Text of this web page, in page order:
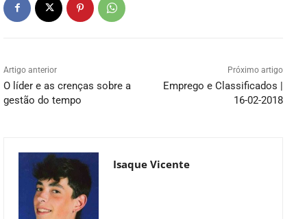
Artigo anterior
O líder e as crenças sobre a
gestão do tempo
Próximo artigo
Emprego e Classificados |
16-02-2018
Isaque Vicente